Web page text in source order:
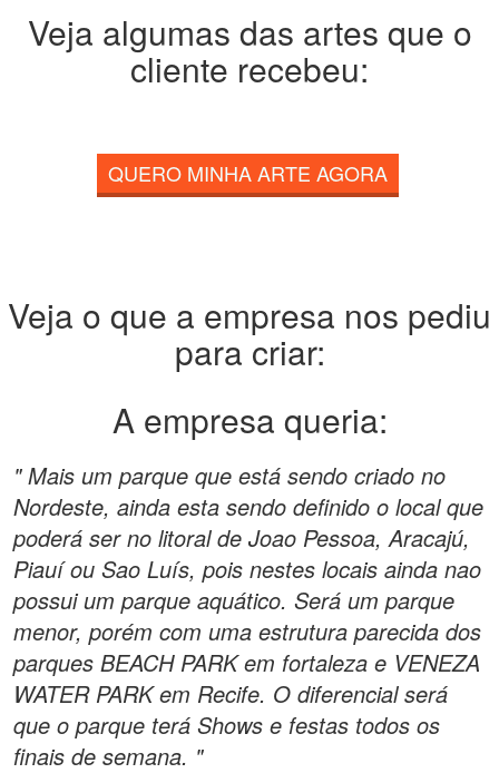
Veja algumas das artes que o
cliente recebeu:
QUERO MINHA ARTE AGORA
Veja o que a empresa nos pediu
para criar:
A empresa queria:
" Mais um parque que está sendo criado no
Nordeste, ainda esta sendo definido o local que
poderá ser no litoral de Joao Pessoa, Aracajú,
Piauí ou Sao Luís, pois nestes locais ainda nao
possui um parque aquático. Será um parque
menor, porém com uma estrutura parecida dos
parques BEACH PARK em fortaleza e VENEZA
WATER PARK em Recife. O diferencial será
que o parque terá Shows e festas todos os
finais de semana. "